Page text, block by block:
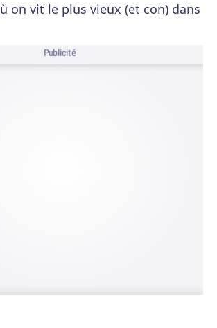
on vit le plus vieux (et con) dans
Publicité